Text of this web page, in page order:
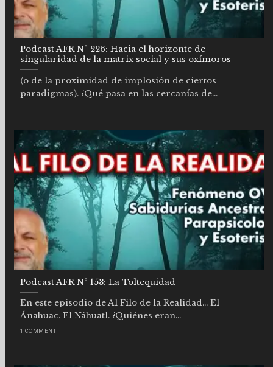
Podcast AFR Nº 226: Hacia el horizonte de
singularidad de la matrix social y sus oxímoros
(o de la proximidad de implosión de ciertos
paradigmas). ¿Qué pasa en las cercanías de...
Podcast AFR Nº 153: La Toltequidad
En este episodio de Al Filo de la Realidad… El
Ánahuac. El Náhuatl. ¿Quiénes eran...
1 COMMENT